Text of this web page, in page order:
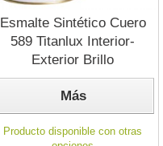
Esmalte Sintético Cuero
589 Titanlux Interior-
Exterior Brillo
Más
Producto disponible con otras